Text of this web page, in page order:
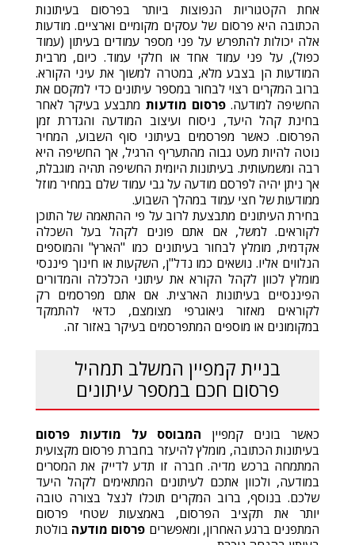
אחת הקטגוריות הנפוצות ביותר בפרסום בעיתונות
הכתובה היא פרסום של עסקים מקומיים וארציים. מודעות
אלה יכולות להתפרש על פני מספר עמודים בעיתון (עמוד
כפול), על פני עמוד אחד או חלקי עמוד. כיום, מרבית
המודעות הן בצבע מלא, במטרה למשוך את עיני הקורא.
ברוב המקרים רצוי לבחור במספר עיתונים כדי למקסם את
החשיפה למודעה.פרסום מודעות מתבצע בעיקר לאחר
בחינת קהל היעד, ניסוח ועיצוב המודעה והגדרת זמן
הפרסום. כאשר מפרסמים בעיתוני סוף השבוע, המחיר
נוטה להיות מעט גבוה מהתעריף הרגיל, אך החשיפה היא
רבה ומשמעותית. בעיתונות היומית החשיפה תהיה מוגבלת,
אך ניתן יהיה לפרסם מודעה על גבי עמוד שלם במחיר מוזל
ממודעות של חצי עמוד במהלך השבוע.
בחירת העיתונים מתבצעת לרוב על פי ההתאמה של התוכן
לקוראים. למשל, אם אתם פונים לקהל בעל השכלה
אקדמית, מומלץ לבחור בעיתונים כמו "הארץ" והמוספים
הנלווים אליו. נושאים כמו נדל"ן, השקעות או חינוך פיננסי
מומלץ לכוון לקהל הקורא את עיתוני הכלכלה והמדורים
הפיננסיים בעיתונות הארצית. אם אתם מפרסמים רק
לקוראים מאזור גיאוגרפי מצומצם, כדאי להתמקד
במקומונים או מוספים המתפרסמים בעיקר באזור זה.
בניית קמפיין המשלב תמהיל
פרסום חכם במספר עיתונים
כאשר בונים קמפיין המבוסס על מודעות פרסום
בעיתונות הכתובה, מומלץ להיעזר בחברת פרסום מקצועית
המתמחה ברכש מדיה. חברה זו תדע לדייק את המסרים
במודעה, ולכוון אתכם לעיתונים המתאימים לקהל היעד
שלכם. בנוסף, ברוב המקרים תוכלו לנצל בצורה טובה
יותר את תקציב הפרסום, באמצעות שטחי פרסום
המתפנים ברגע האחרון, ומאפשרים פרסום מודעה בולטת